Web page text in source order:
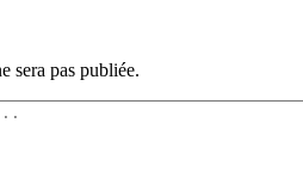
sera pas publiée.